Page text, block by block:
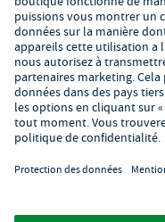
*A partir d'un montant de
de port s'élèvent à 7,90€
© 2026 GastroHero -
Paramètres de